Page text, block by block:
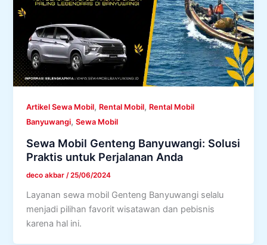
Artikel Sewa Mobil, Rental Mobil, Rental Mobil
Banyuwangi,Sewa Mobil
Sewa Mobil Genteng Banyuwangi: Solusi
Praktis untuk Perjalanan Anda
deco akbar/25/06/2024
Layanan sewa mobil Genteng Banyuwangi selalu
menjadi pilihan favorit wisatawan dan pebisnis
karena hal ini.